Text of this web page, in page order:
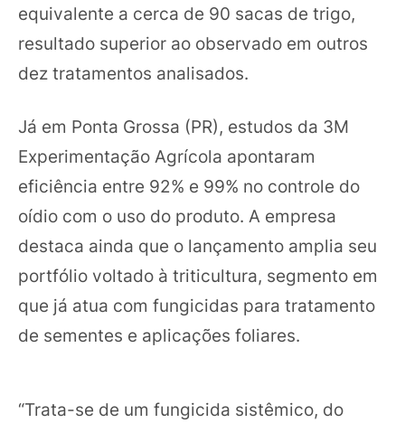
equivalente a cerca de 90 sacas de trigo,
resultado superior ao observado em outros
dez tratamentos analisados.
Já em Ponta Grossa (PR), estudos da 3M
Experimentação Agrícola apontaram
eficiência entre 92% e 99% no controle do
oídio com o uso do produto. A empresa
destaca ainda que o lançamento amplia seu
portfólio voltado à triticultura, segmento em
que já atua com fungicidas para tratamento
de sementes e aplicações foliares.
“Trata-se de um fungicida sistêmico, do